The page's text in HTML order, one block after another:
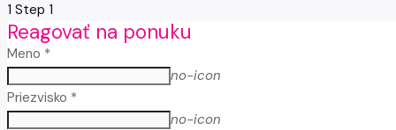
1 Step 1
Reagovať na ponuku
Meno *
no-icon
Priezvisko *
no-icon